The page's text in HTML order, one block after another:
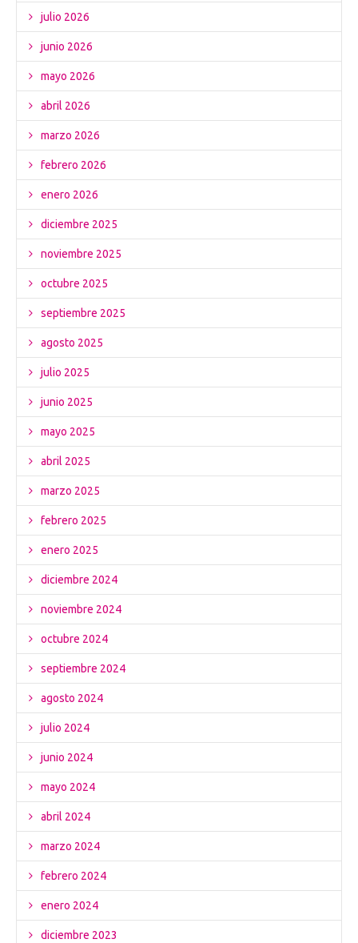
julio 2026
junio 2026
mayo 2026
abril 2026
marzo 2026
febrero 2026
enero 2026
diciembre 2025
noviembre 2025
octubre 2025
septiembre 2025
agosto 2025
julio 2025
junio 2025
mayo 2025
abril 2025
marzo 2025
febrero 2025
enero 2025
diciembre 2024
noviembre 2024
octubre 2024
septiembre 2024
agosto 2024
julio 2024
junio 2024
mayo 2024
abril 2024
marzo 2024
febrero 2024
enero 2024
diciembre 2023